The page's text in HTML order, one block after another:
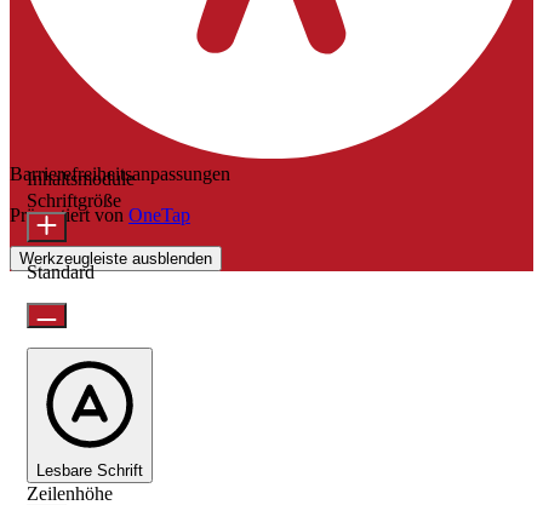
Barrierefreiheitsanpassungen
Präsentiert von OneTap
Werkzeugleiste ausblenden
Inhaltsmodule
Schriftgröße
Standard
Lesbare Schrift
Zeilenhöhe